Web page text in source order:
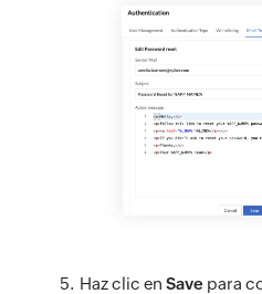
Haz clic en Save para